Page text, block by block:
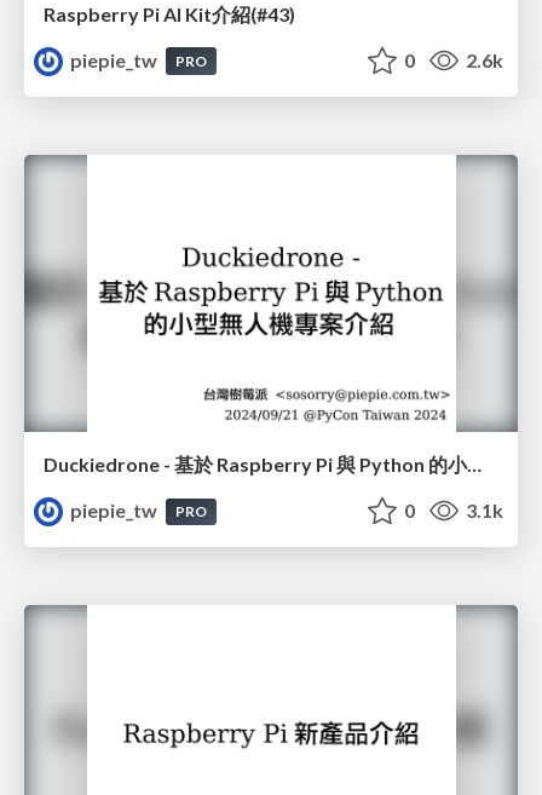
Raspberry Pi AI Kit介紹(#43)
piepie_tw
PRO 0 2.6k
Duckiedrone - 基於 Raspberry Pi 與 Python 的小型無人機專案介紹
piepie_tw
PRO 0 3.1k